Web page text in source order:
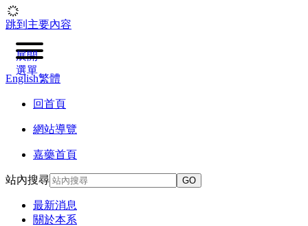
跳到主要內容
展開
選單
English繁體
回首頁
網站導覽
嘉藥首頁
站內搜尋 GO
最新消息
關於本系